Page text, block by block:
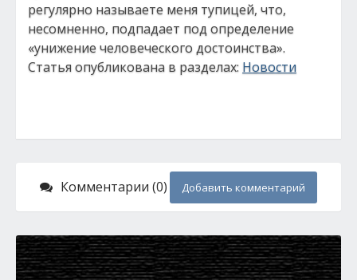
регулярно называете меня тупицей, что,
несомненно, подпадает под определение
«унижение человеческого достоинства».
Статья опубликована в разделах: Новости
Комментарии (0) Добавить комментарий